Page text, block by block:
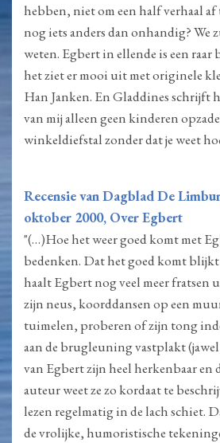
hebben, niet om een half verhaal af
nog iets anders dan onhandig?
weten. Egbert in ellende is een raar
het ziet er mooi uit met originele
Han Janken. En Gladdines schrijft
van mij alleen geen kinderen
winkeldiefstal zonder dat je weet
Recensie van Dagblad De
oktober 2000, Over Egbert
"(…)Hoe het weer goed komt met
bedenken. Dat het goed komt
haalt Egbert nog veel meer fratsen
zijn neus, koorddansen op een
tuimelen, proberen of zijn tong
aan de brugleuning vastplakt
van Egbert zijn heel herkenbaar en
auteur weet ze zo kordaat te
lezen regelmatig in de lach schiet.
de vrolijke, humoristische